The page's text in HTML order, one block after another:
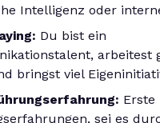
Intelligenz oder
Du bist ein
arbeitest
bringst viel
Erste
sei es